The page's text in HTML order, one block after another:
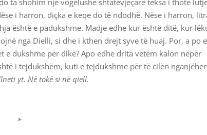
ta shohim një vogëlushe shtatëvjeçare teksa i thotë
i harron, diçka e keqe do të ndodhë. Nëse i harron,
është e padukshme. Madje edhe kur është ditë, kur
nga Dielli, si dhe i kthen drejt syve të huaj. Por, a po e
dukshme për dikë? Apo edhe drita vetëm kalon nëpër
i tejdukshëm, kuti e tejdukshme për të cilën
yt. Në tokë si në qiell.
*